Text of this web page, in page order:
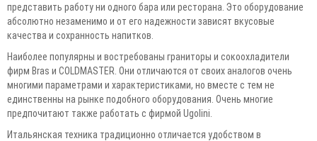
представить работу ни одного бара или ресторана. Это оборудование
абсолютно незаменимо и от его надежности зависят вкусовые
качества и сохранность напитков.
Наиболее популярны и востребованы граниторы и сокоохладители
фирм Bras и COLDMASTER. Они отличаются от своих аналогов очень
многими параметрами и характеристиками, но вместе с тем не
единственны на рынке подобного оборудования. Очень многие
предпочитают также работать с фирмой Ugolini.
Итальянская техника традиционно отличается удобством в